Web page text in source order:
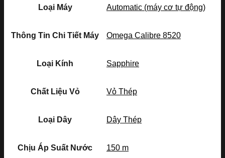
Loại Máy Automatic (máy cơ tự động)
Thông Tin Chi Tiết Máy Omega Calibre 8520
Loại Kính Sapphire
Chất Liệu Vỏ Vỏ Thép
Loại Dây Dây Thép
Chịu Áp Suất Nước 150 m